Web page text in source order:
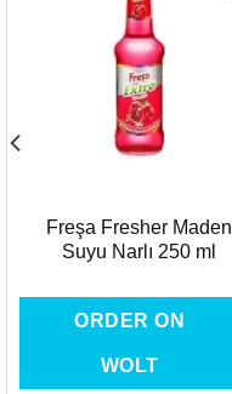
Freşa Fresher Maden
Suyu Narlı 250 ml
ORDER ON
WOLT